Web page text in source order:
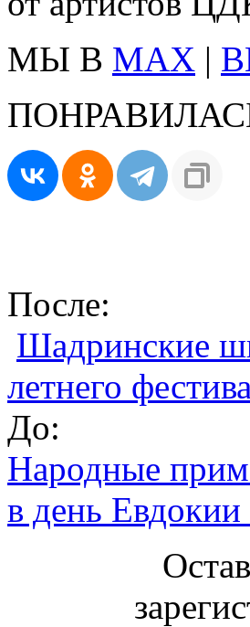
МЫ В MAX |
После:
Шадринские
летнего
До:
Народные
в день